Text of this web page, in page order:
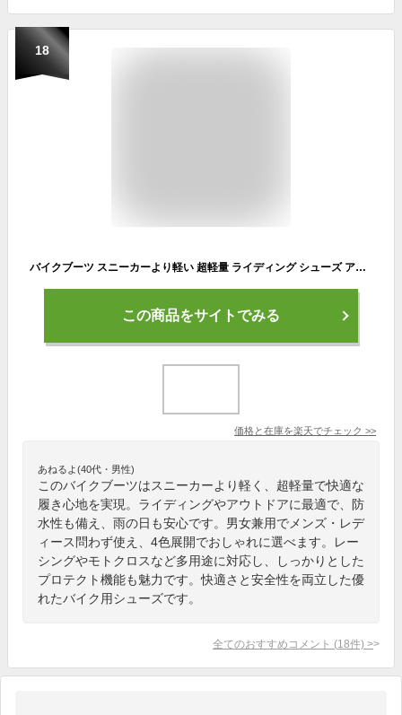
18
バイクブーツ スニーカーより軽い 超軽量 ライディング シューズ アウトドア バイク用ブーツ レーシングブーツ オートバイ レーシング メンズ レディース ライダース モトクロス プロテクトスポーツ 防水 バイク用品 男女兼用 4color 22.5cm-28.0cm
この商品をサイトでみる
価格と在庫を楽天でチェック >>
あねるよ(40代・男性)
このバイクブーツはスニーカーより軽く、超軽量で快適な
履き心地を実現。ライディングやアウトドアに最適で、防
水性も備え、雨の日も安心です。男女兼用でメンズ・レデ
ィース問わず使え、4色展開でおしゃれに選べます。レー
シングやモトクロスなど多用途に対応し、しっかりとした
プロテクト機能も魅力です。快適さと安全性を両立した優
れたバイク用シューズです。
全てのおすすめコメント (18件) >